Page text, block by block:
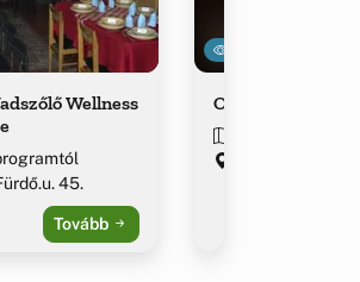
Wellness
45.
Tovább
Odvaskő Panzió